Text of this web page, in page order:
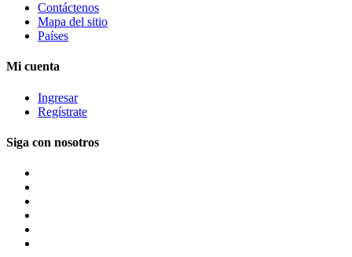
Contáctenos
Mapa del sitio
Países
Mi cuenta
Ingresar
Regístrate
Siga con nosotros